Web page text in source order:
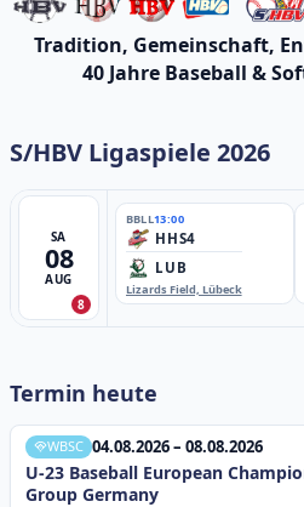
Tradition, Gemeinschaft,
40 Jahre Baseball &
S/HBV Ligaspiele 2026
SA
08
AUG
8
BBLL13:00
HHS4
LUB
Lizards Field, Lübeck
Termin heute
WBSC 04.08.2026 – 08.08.2026
U-23 Baseball European
Group Germany